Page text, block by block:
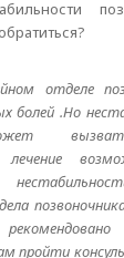
отделе
болей .Но
лечение
пройти